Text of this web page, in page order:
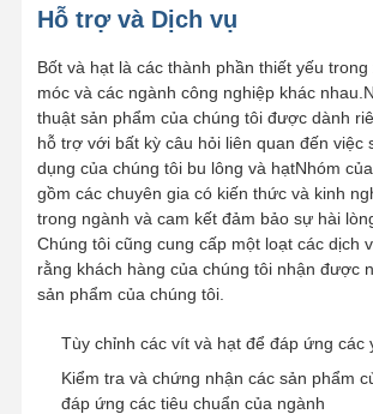
Hỗ trợ và Dịch vụ
Bốt và hạt là các thành phần thiết yếu
móc và các ngành công nghiệp khác
thuật sản phẩm của chúng tôi được dành
hỗ trợ với bất kỳ câu hỏi liên quan đến việc
dụng của chúng tôi bu lông và hạtNhóm
gồm các chuyên gia có kiến thức và kinh
trong ngành và cam kết đảm bảo sự hài
Chúng tôi cũng cung cấp một loạt các dịch
rằng khách hàng của chúng tôi nhận được
sản phẩm của chúng tôi.
Tùy chỉnh các vít và hạt để đáp ứng các
Kiểm tra và chứng nhận các sản phẩm
đáp ứng các tiêu chuẩn của ngành